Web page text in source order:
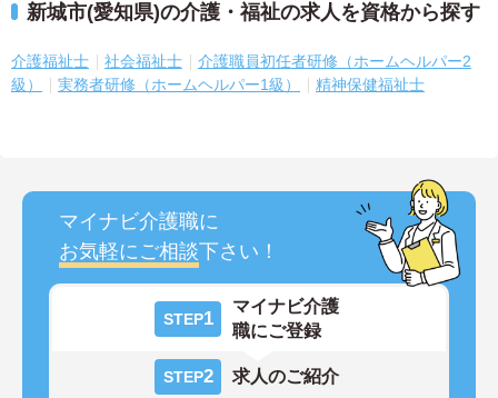
新城市(愛知県)の介護・福祉の求人を資格から探す
介護福祉士 社会福祉士
介護職員初任者研修（ホームヘルパー2
級）
実務者研修（ホームヘルパー1級） 精神保健福祉士
マイナビ介護職に
お気軽にご相談下さい！
STEP1
マイナビ介護
職にご登録
STEP2 求人のご紹介